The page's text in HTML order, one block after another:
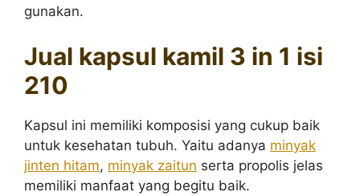
gunakan.
Jual kapsul kamil 3 in 1 isi
210
Kapsul ini memiliki komposisi yang cukup baik
untuk kesehatan tubuh. Yaitu adanya minyak
jinten hitam, minyak zaitun serta propolis jelas
memiliki manfaat yang begitu baik.